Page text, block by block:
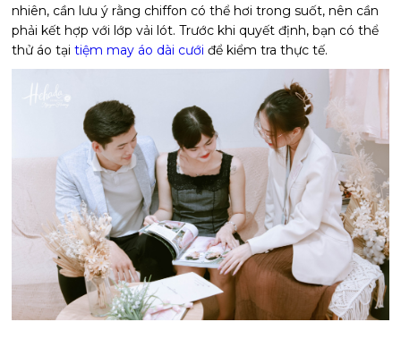
nhiên, cần lưu ý rằng chiffon có thể hơi trong suốt, nên cần
phải kết hợp với lớp vải lót. Trước khi quyết định, bạn có thể
thử áo tạitiệm may áo dài cưới để kiểm tra thực tế.